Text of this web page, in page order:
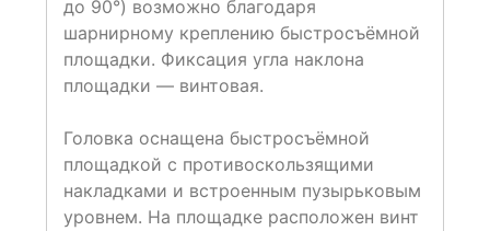
до 90°) возможно благодаря
шарнирному креплению быстросъёмной
площадки. Фиксация угла наклона
площадки — винтовая.
Головка оснащена быстросъёмной
площадкой с противоскользящими
накладками и встроенным пузырьковым
уровнем. На площадке расположен винт